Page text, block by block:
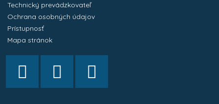
Technický prevádzkovateľ
Ochrana osobných údajov
Prístupnosť
Mapa stránok